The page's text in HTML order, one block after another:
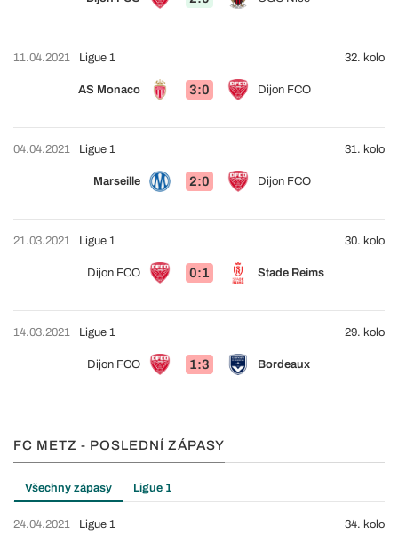
11.04.2021
AS Monaco 3:0 Dijon FCO
Ligue 1 32. kolo
04.04.2021
Marseille 2:0 Dijon FCO
Ligue 1 31. kolo
21.03.2021
Dijon FCO 0:1 Stade Reims
Ligue 1 30. kolo
14.03.2021
Dijon FCO 1:3 Bordeaux
Ligue 1 29. kolo
FC METZ - POSLEDNÍ ZÁPASY
Všechny zápasy Ligue 1
24.04.2021 Ligue 1 34. kolo